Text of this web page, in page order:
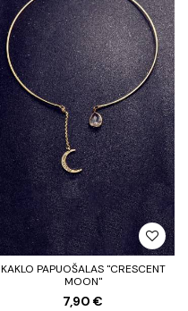
KAKLO PAPUOŠALAS "CRESCENT
MOON"
7,90 €